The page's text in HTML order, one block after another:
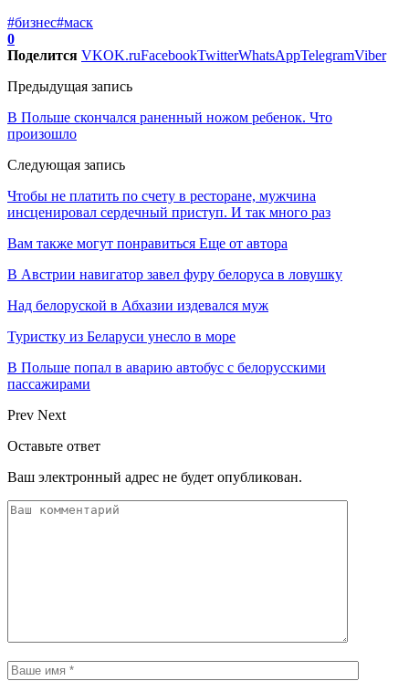
#бизнес#маск
0
Поделится VKOK.ruFacebookTwitterWhatsAppTelegramViber
Предыдущая запись
В Польше скончался раненный ножом ребенок. Что
произошло
Следующая запись
Чтобы не платить по счету в ресторане, мужчина
инсценировал сердечный приступ. И так много раз
Вам также могут понравиться Еще от автора
В Австрии навигатор завел фуру белоруса в ловушку
Над белоруской в Абхазии издевался муж
Туристку из Беларуси унесло в море
В Польше попал в аварию автобус с белорусскими
пассажирами
Prev Next
Оставьте ответ
Ваш электронный адрес не будет опубликован.